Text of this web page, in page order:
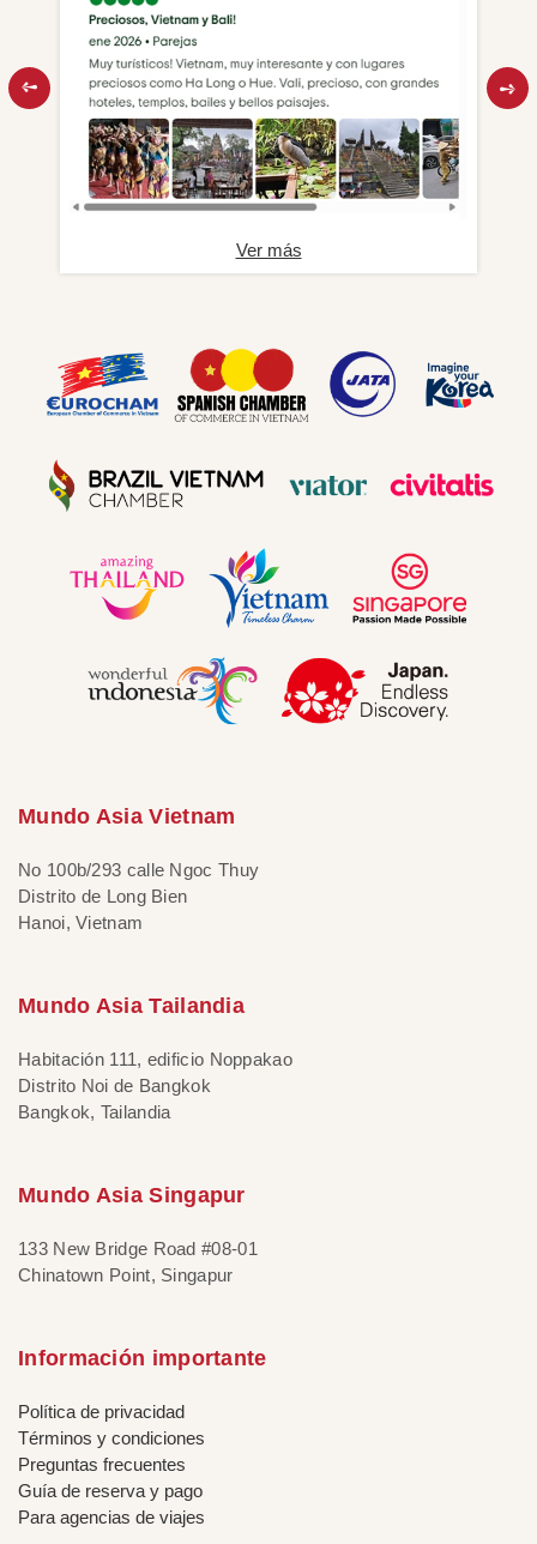
Ver más
Mundo Asia Vietnam
No 100b/293 calle Ngoc Thuy
Distrito de Long Bien
Hanoi, Vietnam
Mundo Asia Tailandia
Habitación 111, edificio Noppakao
Distrito Noi de Bangkok
Bangkok, Tailandia
Mundo Asia Singapur
133 New Bridge Road #08-01
Chinatown Point, Singapur
Información importante
Política de privacidad
Términos y condiciones
Preguntas frecuentes
Guía de reserva y pago
Para agencias de viajes